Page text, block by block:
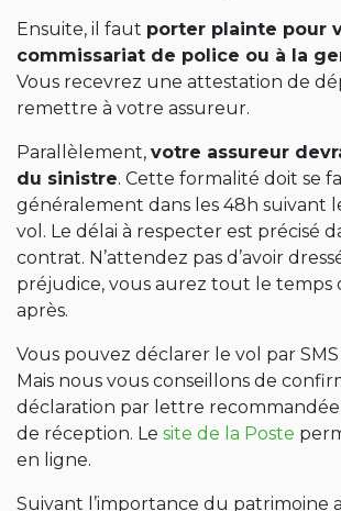
Ensuite, il faut porter plainte pour
commissariat de police ou à la
Vous recevrez une attestation de
remettre à votre assureur.
Parallèlement, votre assureur
du sinistre. Cette formalité doit se
généralement dans les 48h suivant
vol. Le délai à respecter est précisé
contrat. N’attendez pas d’avoir
préjudice, vous aurez tout le temps
après.
Vous pouvez déclarer le vol par
Mais nous vous conseillons de
déclaration par lettre recommandée
de réception. Le site de la Poste
en ligne.
Suivant l’importance du patrimoine